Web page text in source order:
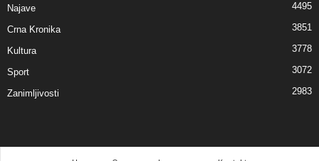
Najave 4495
Crna Kronika 3851
Kultura 3778
Sport 3072
Zanimljivosti 2983